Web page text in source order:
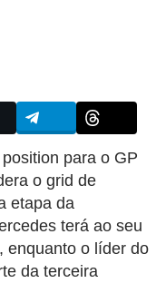
para o GP
o grid de
etapa da
terá ao seu
enquanto o líder do
da terceira